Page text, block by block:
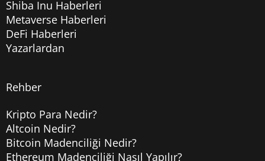
Shiba Inu Haberleri
Metaverse Haberleri
DeFi Haberleri
Yazarlardan
Rehber
Kripto Para Nedir?
Altcoin Nedir?
Bitcoin Madenciliği Nedir?
Ethereum Madenciliği Nasıl Yapılır?